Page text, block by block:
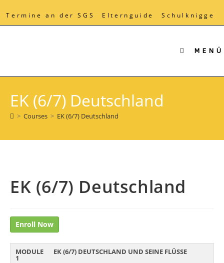
springen
Termine an der SGS Elternguide Schulknigge
MENÜ
EK (6/7) Deutschland
> Courses > EK (6/7) Deutschland
EK (6/7) Deutschland
Enroll Now
MODULE
1
EK (6/7) DEUTSCHLAND UND SEINE FLÜSSE